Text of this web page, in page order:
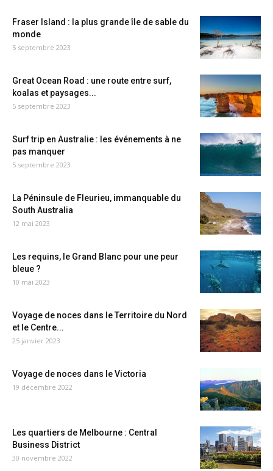
Fraser Island : la plus grande île de sable du
monde
5 septembre 2023
Great Ocean Road : une route entre surf,
koalas et paysages...
5 septembre 2023
Surf trip en Australie : les événements à ne
pas manquer
5 septembre 2023
La Péninsule de Fleurieu, immanquable du
South Australia
12 mai 2023
Les requins, le Grand Blanc pour une peur
bleue ?
10 mai 2023
Voyage de noces dans le Territoire du Nord
et le Centre...
25 janvier 2023
Voyage de noces dans le Victoria
19 décembre 2022
Les quartiers de Melbourne : Central
Business District
30 novembre 2022